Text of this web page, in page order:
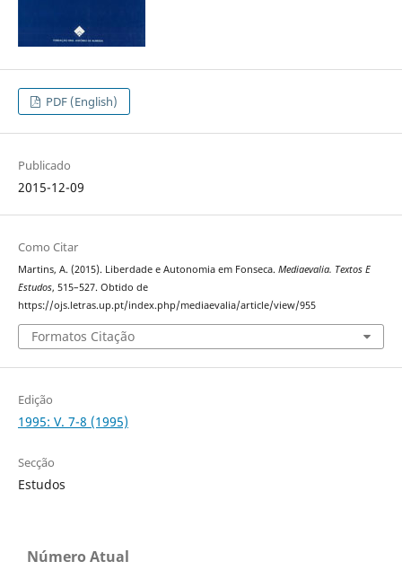
PDF (English)
Publicado
2015-12-09
Como Citar
Martins, A. (2015). Liberdade e Autonomia em Fonseca. Mediaevalia. Textos E
Estudos, 515–527. Obtido de
https://ojs.letras.up.pt/index.php/mediaevalia/article/view/955
Formatos Citação
Edição
1995: V. 7-8 (1995)
Secção
Estudos
Número Atual